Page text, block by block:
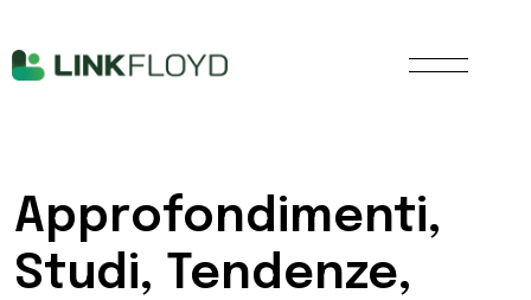
Approfondimenti,
Studi, Tendenze,